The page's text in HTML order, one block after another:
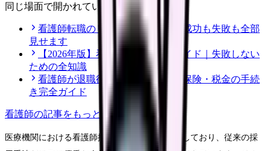
同じ場面で開かれている記事
看護師転職のリアル体験談12選｜成功も失敗も全部
見せます
【2026年版】看護師転職の完全ガイド｜失敗しない
ための全知識
看護師が退職後にやるべき年金・保険・税金の手続
き完全ガイド
看護師の記事をもっと見る
医療機関における看護師採用は年々難しさを増しており、従来の採